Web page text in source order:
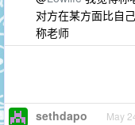
对方在某方面比自
称老师
sethdapo May